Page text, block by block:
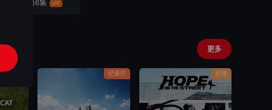
第6集 VIP
更多
纪录片 纪录片 纪录